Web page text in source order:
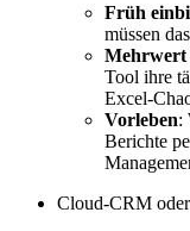
Früh
müssen
Mehrwert
Tool ihre
Excel-
Vorleben:
Berichte
Cloud-CRM